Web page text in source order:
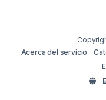
Acerca del servicio